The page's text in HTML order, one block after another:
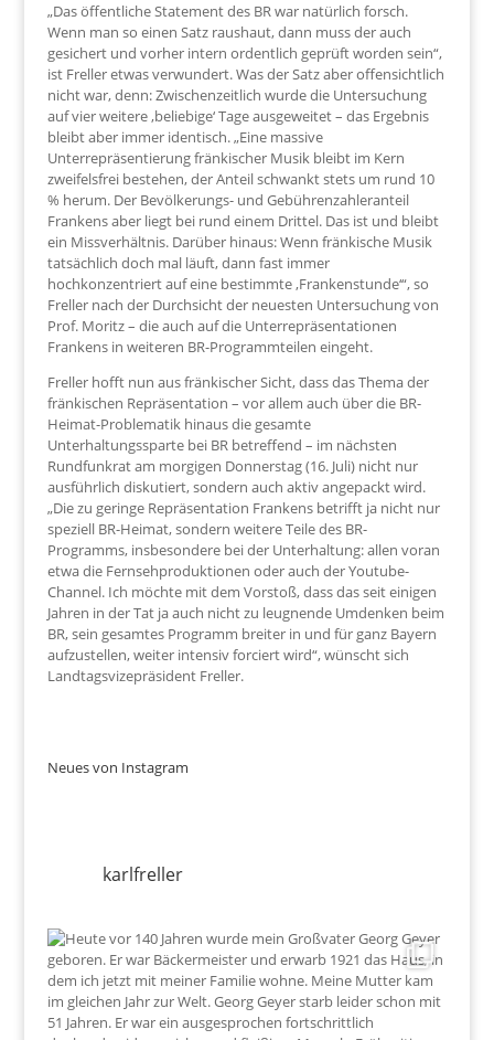
„Das öffentliche Statement des BR war natürlich forsch.
Wenn man so einen Satz raushaut, dann muss der auch
gesichert und vorher intern ordentlich geprüft worden sein“,
ist Freller etwas verwundert. Was der Satz aber offensichtlich
nicht war, denn: Zwischenzeitlich wurde die Untersuchung
auf vier weitere ‚beliebige‘ Tage ausgeweitet – das Ergebnis
bleibt aber immer identisch. „Eine massive
Unterrepräsentierung fränkischer Musik bleibt im Kern
zweifelsfrei bestehen, der Anteil schwankt stets um rund 10
% herum. Der Bevölkerungs- und Gebührenzahleranteil
Frankens aber liegt bei rund einem Drittel. Das ist und bleibt
ein Missverhältnis. Darüber hinaus: Wenn fränkische Musik
tatsächlich doch mal läuft, dann fast immer
hochkonzentriert auf eine bestimmte ‚Frankenstunde‘“, so
Freller nach der Durchsicht der neuesten Untersuchung von
Prof. Moritz – die auch auf die Unterrepräsentationen
Frankens in weiteren BR-Programmteilen eingeht.
Freller hofft nun aus fränkischer Sicht, dass das Thema der
fränkischen Repräsentation – vor allem auch über die BR-
Heimat-Problematik hinaus die gesamte
Unterhaltungssparte bei BR betreffend – im nächsten
Rundfunkrat am morgigen Donnerstag (16. Juli) nicht nur
ausführlich diskutiert, sondern auch aktiv angepackt wird.
„Die zu geringe Repräsentation Frankens betrifft ja nicht nur
speziell BR-Heimat, sondern weitere Teile des BR-
Programms, insbesondere bei der Unterhaltung: allen voran
etwa die Fernsehproduktionen oder auch der Youtube-
Channel. Ich möchte mit dem Vorstoß, dass das seit einigen
Jahren in der Tat ja auch nicht zu leugnende Umdenken beim
BR, sein gesamtes Programm breiter in und für ganz Bayern
aufzustellen, weiter intensiv forciert wird“, wünscht sich
Landtagsvizepräsident Freller.
Neues von Instagram
karlfreller